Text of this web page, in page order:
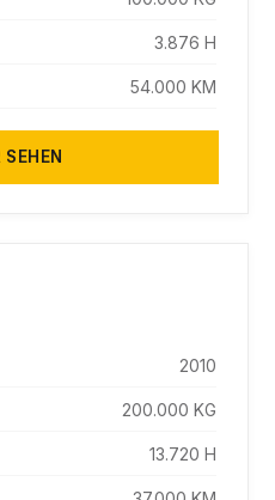
3.876 H
54.000 KM
SEHEN
2010
200.000 KG
13.720 H